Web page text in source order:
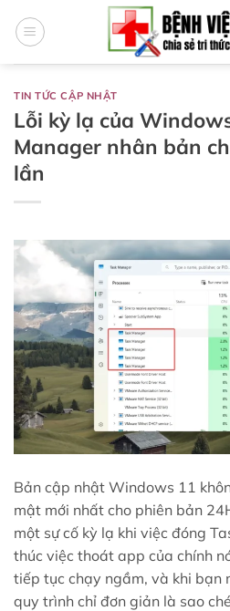
qua
TIN TỨC CẬP NHẬT
Lỗi kỳ lạ của
Manager nhân bản
lần
Bản cập nhật Windows 11
mật mới nhất cho phiên bản
một sự cố kỳ lạ khi việc đóng
thúc việc thoát app của chính
tiếp tục chạy ngầm, và khi bạn
quy trình chỉ đơn giản là sao